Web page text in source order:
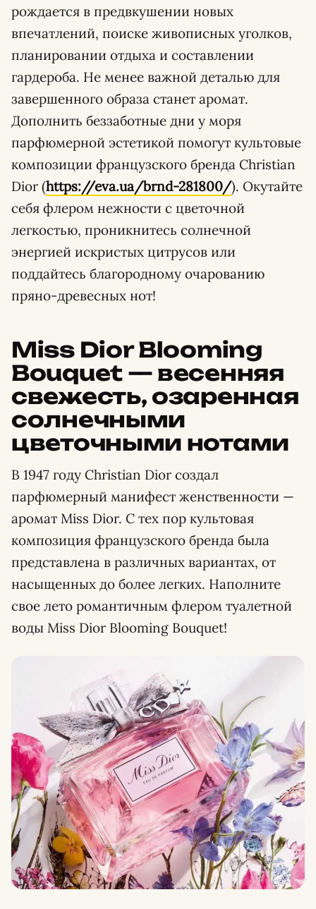
рождается в предвкушении новых
впечатлений, поиске живописных уголков,
планировании отдыха и составлении
гардероба. Не менее важной деталью для
завершенного образа станет аромат.
Дополнить беззаботные дни у моря
парфюмерной эстетикой помогут культовые
композиции французского бренда Christian
Dior (https://eva.ua/brnd-281800/). Окутайте
себя флером нежности с цветочной
легкостью, проникнитесь солнечной
энергией искристых цитрусов или
поддайтесь благородному очарованию
пряно-древесных нот!
Miss Dior Blooming
Bouquet — весенняя
свежесть, озаренная
солнечными
цветочными нотами
В 1947 году Christian Dior создал
парфюмерный манифест женственности —
аромат Miss Dior. С тех пор культовая
композиция французского бренда была
представлена в различных вариантах, от
насыщенных до более легких. Наполните
свое лето романтичным флером туалетной
воды Miss Dior Blooming Bouquet!